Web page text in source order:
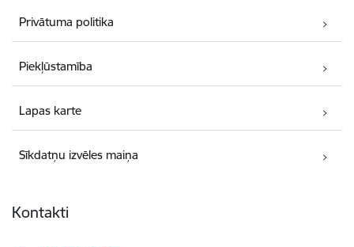
Privātuma politika
Piekļūstamība
Lapas karte
Sīkdatņu izvēles maiņa
Kontakti